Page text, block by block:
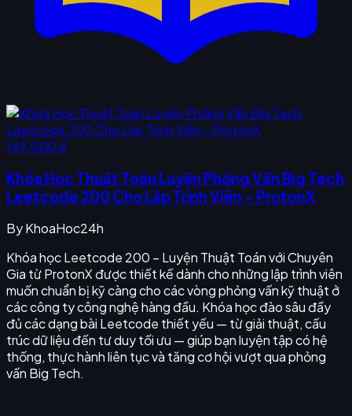
149.000 ₫
Khóa Học Thuật Toán Luyện Phỏng Vấn Big Tech
Leetcode 200 Cho Lập Trình Viên - ProtonX
ByKhoaHoc24h
Khóa học Leetcode 200 – Luyện Thuật Toán với Chuyên
Gia từ ProtonX được thiết kế dành cho những lập trình viên
muốn chuẩn bị kỹ càng cho các vòng phỏng vấn kỹ thuật ở
các công ty công nghệ hàng đầu. Khóa học đào sâu đầy
đủ các dạng bài Leetcode thiết yếu — từ giải thuật, cấu
trúc dữ liệu đến tư duy tối ưu — giúp bạn luyện tập có hệ
thống, thực hành liên tục và tăng cơ hội vượt qua phỏng
vấn Big Tech.